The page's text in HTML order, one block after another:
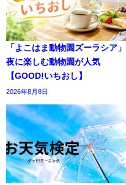
「よこはま動物園ズーラシア」
夜に楽しむ動物園が人気
【GOOD!いちおし】
2026年8月8日